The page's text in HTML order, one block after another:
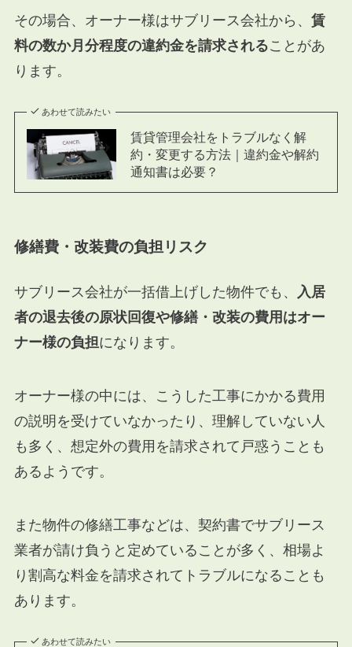
その場合、オーナー様はサブリース会社から、 賃
料の数か月分程度の違約金を請求されることがあ
ります。
あわせて読みたい
賃貸管理会社をトラブルなく解
約・変更する方法｜違約金や解約
通知書は必要？
修繕費・改装費の負担リスク
サブリース会社が一括借上げした物件でも、
入居
者の退去後の原状回復や修繕・改装の費用はオー
ナー様の負担になります。
オーナー様の中には、こうした工事にかかる費用
の説明を受けていなかったり、理解していない人
も多く、想定外の費用を請求されて戸惑うことも
あるようです。
また物件の修繕工事などは、契約書でサブリース
業者が請け負うと定めていることが多く、相場よ
り割高な料金を請求されてトラブルになることも
あります。
あわせて読みたい